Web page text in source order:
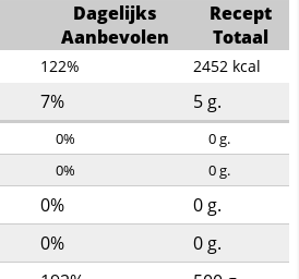
Dagelijks
Aanbevolen
Recept
Totaal
122% 2452 kcal
7% 5g.
0% 0g.
0% 0g.
0% 0g.
0% 0g.